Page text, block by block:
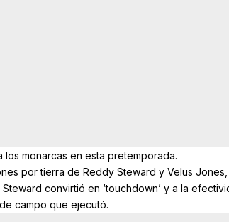
monarcas en esta pretemporada.
por tierra de Reddy Steward y Velus
convirtió en ‘touchdown’ y a la
campo que ejecutó.